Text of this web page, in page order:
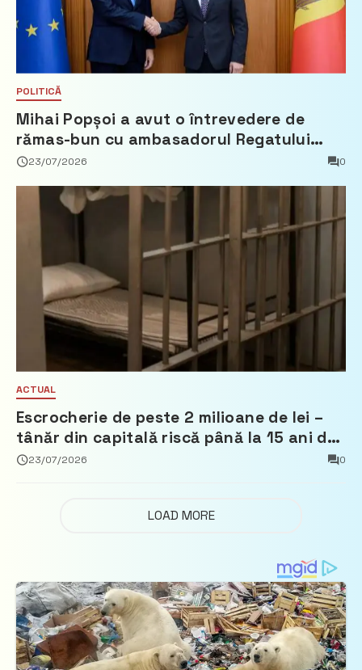
POLITICĂ
Mihai Popșoi a avut o întrevedere de
rămas-bun cu ambasadorul Regatului
Țărilor de Jos, Fred Duijn
23/07/2026 0
ACTUAL
Escrocherie de peste 2 milioane de lei –
tânăr din capitală riscă până la 15 ani de
închisoare
23/07/2026 0
LOAD MORE